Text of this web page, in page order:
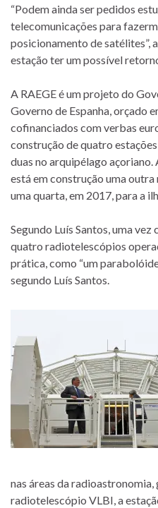
“Podem ainda ser pedidos
telecomunicações para
posicionamento de satélites”,
estação ter um possível
A RAEGE é um projeto do
Governo de Espanha, orçado
cofinanciados com verbas
construção de quatro
duas no arquipélago açoriano.
está em construção uma
uma quarta, em 2017, para a
Segundo Luís Santos, uma
quatro radiotelescópios
prática, como “um
segundo Luís Santos.
nas áreas da
radiotelescópio VLBI, a